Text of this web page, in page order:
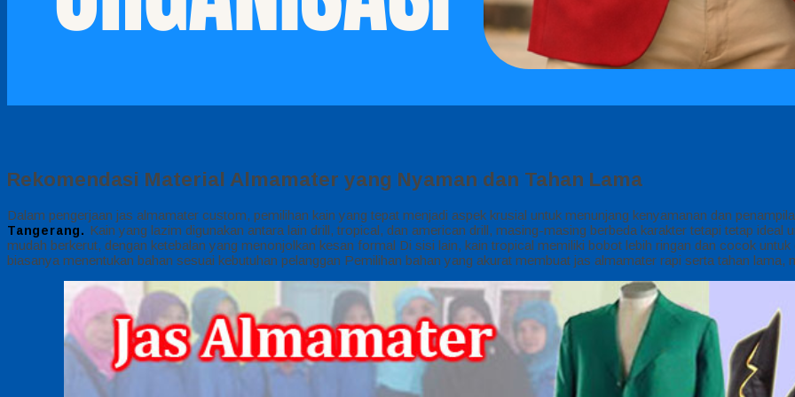
Rekomendasi Material Almamater yang Nyaman dan Tahan Lama
Dalam pengerjaan jas almamater custom, pemilihan kain yang tepat menjadi aspek krusial untuk menunjang kenyamanan dan
Tangerang. Kain yang lazim digunakan antara lain drill, tropical, dan american drill, masing-masing berbeda karakter tetapi tetap
mudah berkerut, dengan ketebalan yang menonjolkan kesan formal Di sisi lain, kain tropical memiliki bobot lebih ringan dan cocok
biasanya menentukan bahan sesuai kebutuhan pelanggan Pemilihan bahan yang akurat membuat jas almamater rapi serta tahan